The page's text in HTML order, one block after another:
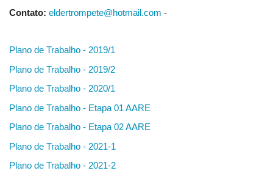
Contato: eldertrompete@hotmail.com -
Plano de Trabalho - 2019/1
Plano de Trabalho - 2019/2
Plano de Trabalho - 2020/1
Plano de Trabalho - Etapa 01 AARE
Plano de Trabalho - Etapa 02 AARE
Plano de Trabalho - 2021-1
Plano de Trabalho - 2021-2